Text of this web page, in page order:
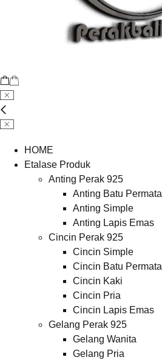
HOME
Etalase Produk
Anting Perak 925
Anting Batu Permata
Anting Simple
Anting Lapis Emas
Cincin Perak 925
Cincin Simple
Cincin Batu Permata
Cincin Kaki
Cincin Pria
Cincin Lapis Emas
Gelang Perak 925
Gelang Wanita
Gelang Pria